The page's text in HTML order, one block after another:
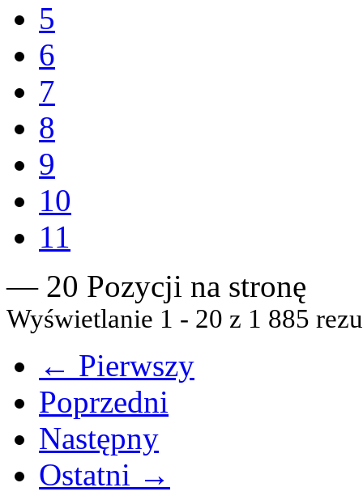
5
6
7
8
9
10
11
— 20 Pozycji na stronę
Wyświetlanie 1 - 20 z 1 885
← Pierwszy
Poprzedni
Następny
Ostatni →